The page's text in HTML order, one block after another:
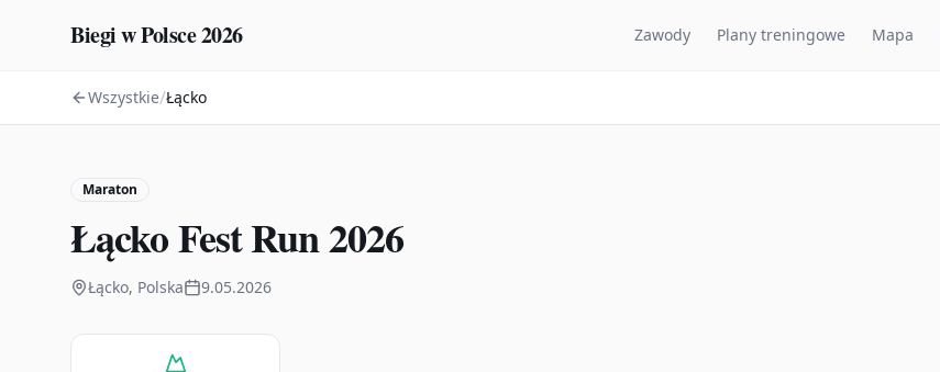
Biegi w Polsce 2026 Zawody Plany treningowe Mapa
Wszystkie/Łącko
Maraton
Łącko Fest Run 2026
Łącko, Polska 9.05.2026